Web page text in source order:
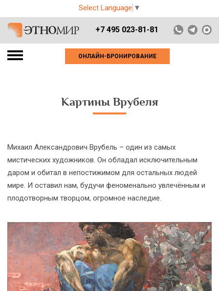
Select Language ▼
+7 495 023-81-81
ОНЛАЙН-БРОНИРОВАНИЕ
Картины Врубеля
Михаил Александрович Врубель – один из самых
мистических художников. Он обладал исключительным
даром и обитал в непостижимом для остальных людей
мире. И оставил нам, будучи феноменально увлечённым и
плодотворным творцом, огромное наследие.